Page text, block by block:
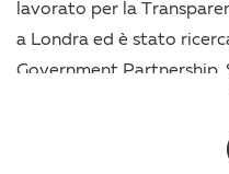
lavorato per la
a Londra ed è stato
Government
diritti umani, ha iniziato
umanitario prima di
per i governi e per le